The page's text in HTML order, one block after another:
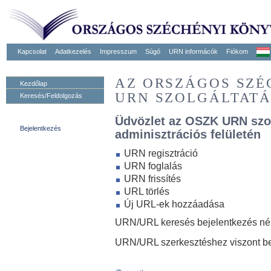
Kapcsolat Adatkezelés Impresszum Súgó URN informácók Fiókom
Kezdőlap
Keresés/Feldolgozás
Bejelentkezés
AZ ORSZÁGOS
URN
Üdvözlet az OSZK URN
adminisztrációs felületén
URN regisztráció
URN foglalás
URN frissítés
URL törlés
Új URL-ek hozzáadása
URN/URL keresés bejelentkezés
URN/URL szerkesztéshez viszont